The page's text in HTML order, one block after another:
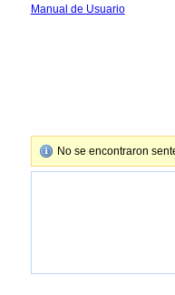
Manual de Usuario
No se encontraron